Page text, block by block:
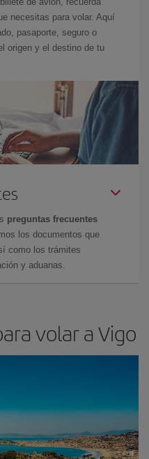
necesitas para volar. Aquí
pasaporte, seguro o
origen y el destino de tu
preguntas frecuentes
los documentos que
como los trámites
y aduanas.
volar a Vigo